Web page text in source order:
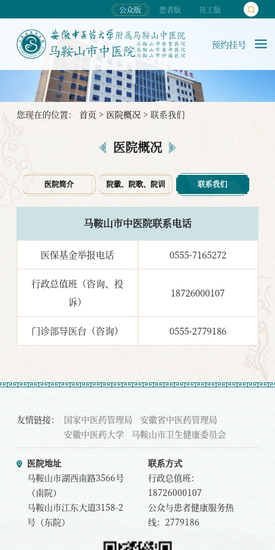
公众版 患者版 员工版
预约挂号
您现在的位置： 首页 > 医院概况> 联系我们
医院概况
医院简介 院徽、院歌、院训 联系我们
马鞍山市中医院联系电话
医保基金举报电话 0555-7165272
行政总值班（咨询、投
诉）
18726000107
门诊部导医台（咨询） 0555-2779186
友情链接： 国家中医药管理局
安徽省中医药管理局
安徽中医药大学
马鞍山市卫生健康委员会
医院地址
马鞍山市湖西南路3566号
（南院）
马鞍山市江东大道3158-2
号（东院）
联系方式
行政总值班：
18726000107
公众与患者健康服务热
线：2779186